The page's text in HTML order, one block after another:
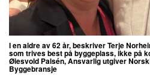
I en aldre av 62 år, beskriverTerje
som trives best på byggeplass, ikke på
Øiesvold Palsén, Ansvarlig utgiver
Byggebransje